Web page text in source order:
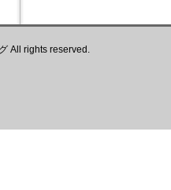
All rights reserved.